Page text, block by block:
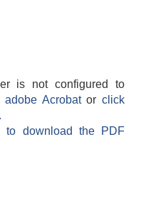
is not configured to
adobe Acrobatorclick
to download the PDF